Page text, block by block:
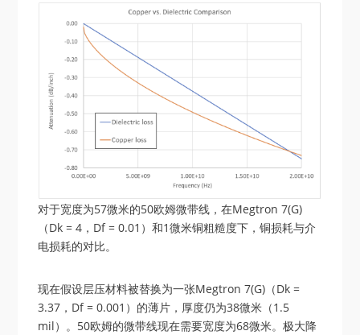
对于宽度为57微米的50欧姆微带线，在Megtron 7(G)
（Dk = 4，Df = 0.01）和1微米铜粗糙度下，铜损耗与介
电损耗的对比。
现在假设层压材料被替换为一张Megtron 7(G)（Dk =
3.37，Df = 0.001）的薄片，厚度仍为38微米（1.5
mil）。50欧姆的微带线现在需要宽度为68微米。极大降